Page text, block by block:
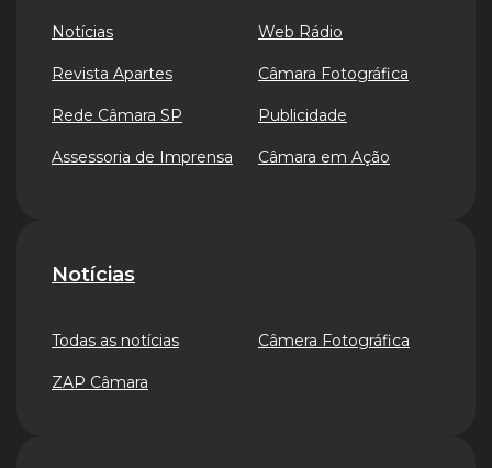
Notícias
Revista Apartes
Rede Câmara SP
Assessoria de Imprensa
Web Rádio
Câmara Fotográfica
Publicidade
Câmara em Ação
Notícias
Todas as notícias
ZAP Câmara
Câmera Fotográfica